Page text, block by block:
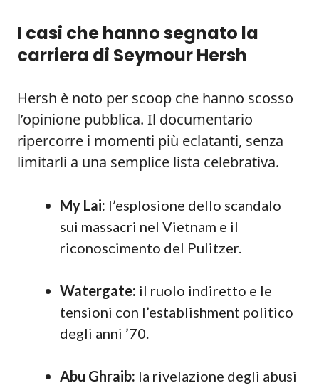
I casi che hanno segnato la
carriera di Seymour Hersh
Hersh è noto per scoop che hanno scosso
l’opinione pubblica. Il documentario
ripercorre i momenti più eclatanti, senza
limitarli a una semplice lista celebrativa.
My Lai: l’esplosione dello scandalo
sui massacri nel Vietnam e il
riconoscimento del Pulitzer.
Watergate: il ruolo indiretto e le
tensioni con l’establishment politico
degli anni ’70.
Abu Ghraib: la rivelazione degli abusi